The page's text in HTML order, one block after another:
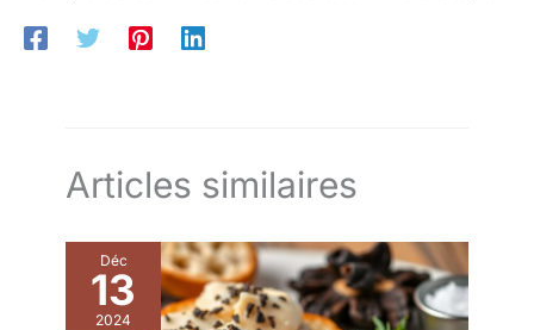
Articles similaires
Déc
13
2024